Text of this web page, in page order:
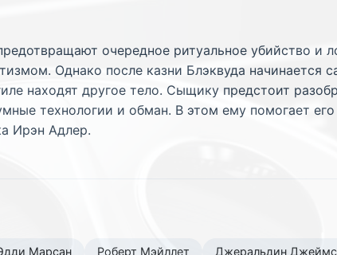
очередное ритуальное убийство и
Однако после казни Блэквуда начинается
находят другое тело. Сыщику предстоит
технологии и обман. В этом ему помогает его
Ирэн Адлер.
Марсан Роберт Мэйллет
Джеральдин Джеймс